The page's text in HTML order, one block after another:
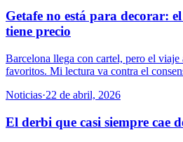
Getafe no está para decorar:
tiene precio
Barcelona llega con cartel, pero el viaje
favoritos. Mi lectura va contra el
Noticias·22 de abril, 2026
El derbi que casi siempre cae